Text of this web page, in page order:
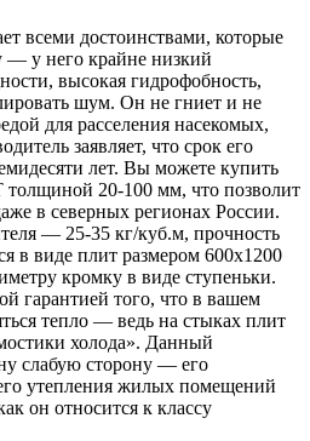
всеми достоинствами, которые
— у него крайне низкий
высокая гидрофобность,
шум. Он не гниет и не
для расселения насекомых,
заявляет, что срок его
лет. Вы можете купить
20-100 мм, что позволит
в северных регионах России.
— 25-35 кг/куб.м, прочность
виде плит размером 600х1200
кромку в виде ступеньки.
гарантией того, что в вашем
тепло — ведь на стыках плит
холода». Данный
слабую сторону — его
утепления жилых помещений
он относится к классу